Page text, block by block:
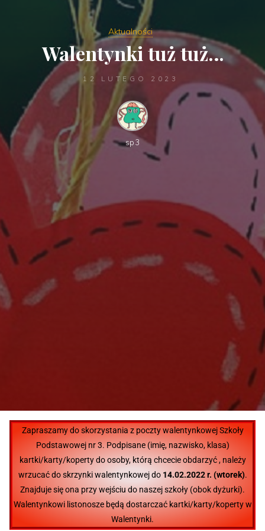
Aktualności
Walentynki tuż tuż…
12 LUTEGO 2023
sp3
Zapraszamy do skorzystania z poczty walentynkowej Szkoły
Podstawowej nr 3. Podpisane (imię, nazwisko, klasa)
kartki/karty/koperty do osoby, którą chcecie obdarzyć , należy
wrzucać do skrzynki walentynkowej do 14.02.2022 r. (wtorek).
Znajduje się ona przy wejściu do naszej szkoły (obok dyżurki).
Walentynkowi listonosze będą dostarczać kartki/karty/kopertyw
Walentynki.